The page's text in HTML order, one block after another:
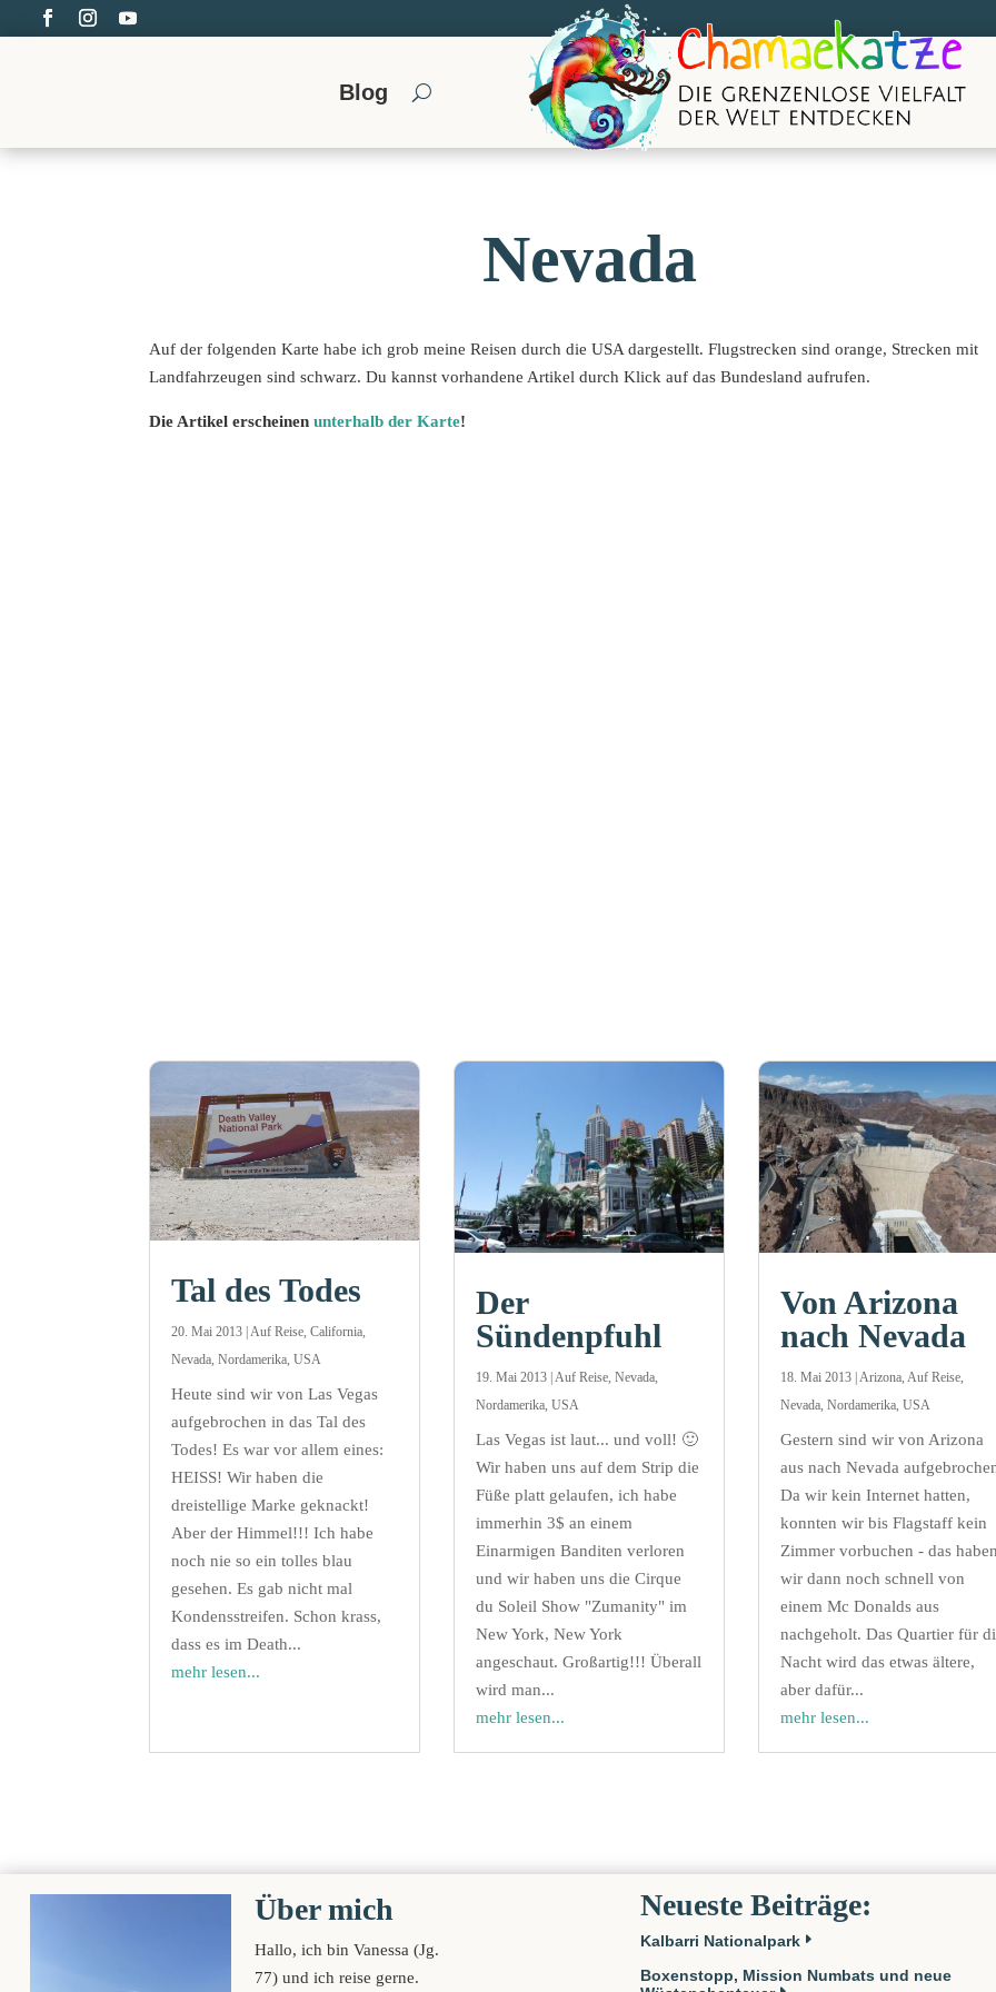
Blog
Nevada
Auf der folgenden Karte habe ich grob meine Reisen durch die USA dargestellt. Flugstrecken sind orange, Strecken mit
Landfahrzeugen sind schwarz. Du kannst vorhandene Artikel durch Klick auf das Bundesland aufrufen.
Die Artikel erscheinenunterhalb der Karte!
Tal des Todes
20. Mai 2013 |Auf Reise,California,
Nevada,Nordamerika,USA
Heute sind wir von Las Vegas
aufgebrochen in das Tal des
Todes! Es war vor allem eines:
HEISS! Wir haben die
dreistellige Marke geknackt!
Aber der Himmel!!! Ich habe
noch nie so ein tolles blau
gesehen. Es gab nicht mal
Kondensstreifen. Schon krass,
dass es im Death...
mehr lesen...
Der
Sündenpfuhl
19. Mai 2013 | Auf Reise ,Nevada
Nordamerika ,USA
Las Vegas ist laut... und voll! 🙂
Wir haben uns auf dem Strip die
Füße platt gelaufen, ich habe
immerhin 3$ an einem
Einarmigen Banditen verloren
und wir haben uns die Cirque
du Soleil Show "Zumanity" im
New York, New York
angeschaut. Großartig!!! Überall
wird man...
mehr lesen...
Von Arizona
nach Nevada
18. Mai 2013 | Arizona Auf Reise
Nevada ,Nordamerika ,USA
Gestern sind wir von Arizona
aus nach Nevada
Da wir kein Internet hatten,
konnten wir bis Flagstaff kein
Zimmer vorbuchen - das haben
wir dann noch schnell von
einem Mc Donalds aus
nachgeholt. Das Quartier für
Nacht wird das etwas ältere,
aber dafür...
mehr lesen...
Über mich
Hallo, ich bin Vanessa (Jg.
77) und ich reise gerne.
Neueste Beiträge:
Kalbarri Nationalpark
Boxenstopp, Mission Numbats und neue